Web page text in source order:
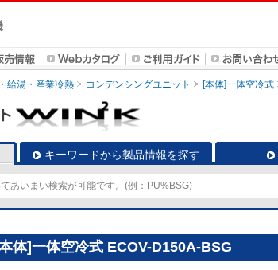
給湯・産業冷熱 コンデンシングユニット [本体]一体空冷式
キーワードから製品情報を探す
体]一体空冷式 ECOV-D150A-BSG